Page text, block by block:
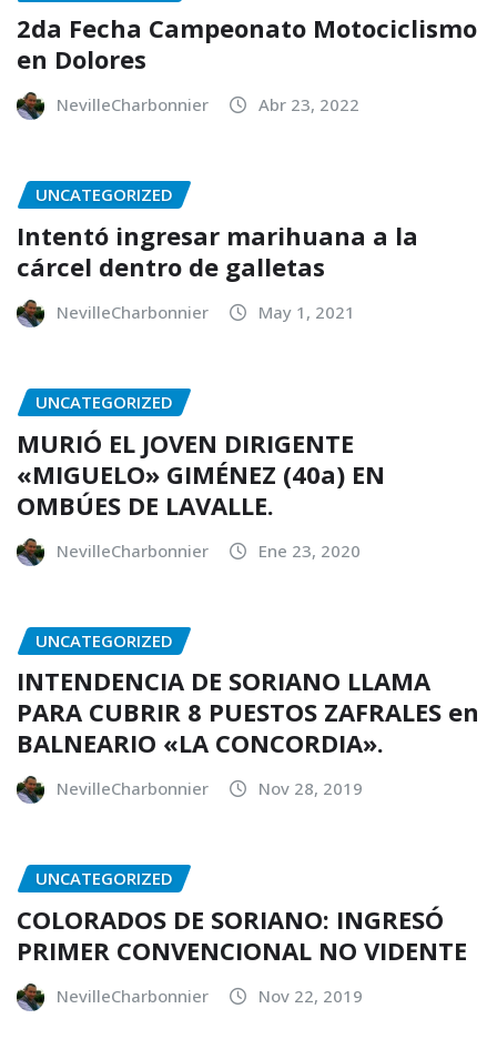
2da Fecha Campeonato Motociclismo
en Dolores
NevilleCharbonnier Abr 23, 2022
UNCATEGORIZED
Intentó ingresar marihuana a la
cárcel dentro de galletas
NevilleCharbonnier May 1, 2021
UNCATEGORIZED
MURIÓ EL JOVEN DIRIGENTE
«MIGUELO» GIMÉNEZ (40a) EN
OMBÚES DE LAVALLE.
NevilleCharbonnier Ene 23, 2020
UNCATEGORIZED
INTENDENCIA DE SORIANO LLAMA
PARA CUBRIR 8 PUESTOS ZAFRALES en
BALNEARIO «LA CONCORDIA».
NevilleCharbonnier Nov 28, 2019
UNCATEGORIZED
COLORADOS DE SORIANO: INGRESÓ
PRIMER CONVENCIONAL NO VIDENTE
NevilleCharbonnier Nov 22, 2019